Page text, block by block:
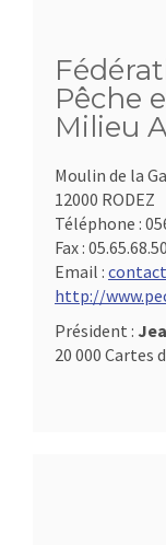
Pêche
Milieu
Moulin de la
12000 RODEZ
Téléphone :
Fax :
Email :
http://
Président :
20 000 Cartes